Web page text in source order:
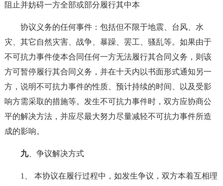
阻止并妨碍一方全部或部分履行其中本
协议义务的任何事件：包括但不限于地震、台风、水
灾、其它自然灾害、战争、暴躁、罢工、骚乱等。如果由于
不可抗力事件使本合同任何一方无法履行其合同义务，则该
方可暂停履行其合同义务，并在十天内以书面形式通知另一
方，说明不可抗力事件的性质、预计持续的时间、以及受影
响方需采取的措施等。发生不可抗力事件时，双方应协商公
平的解决方法，并应尽最大努力尽量减轻不可抗力事件所造
成的影响。
九、争议解决方式
1、 本协议在履行过程中，如发生争议，双方本着互相理